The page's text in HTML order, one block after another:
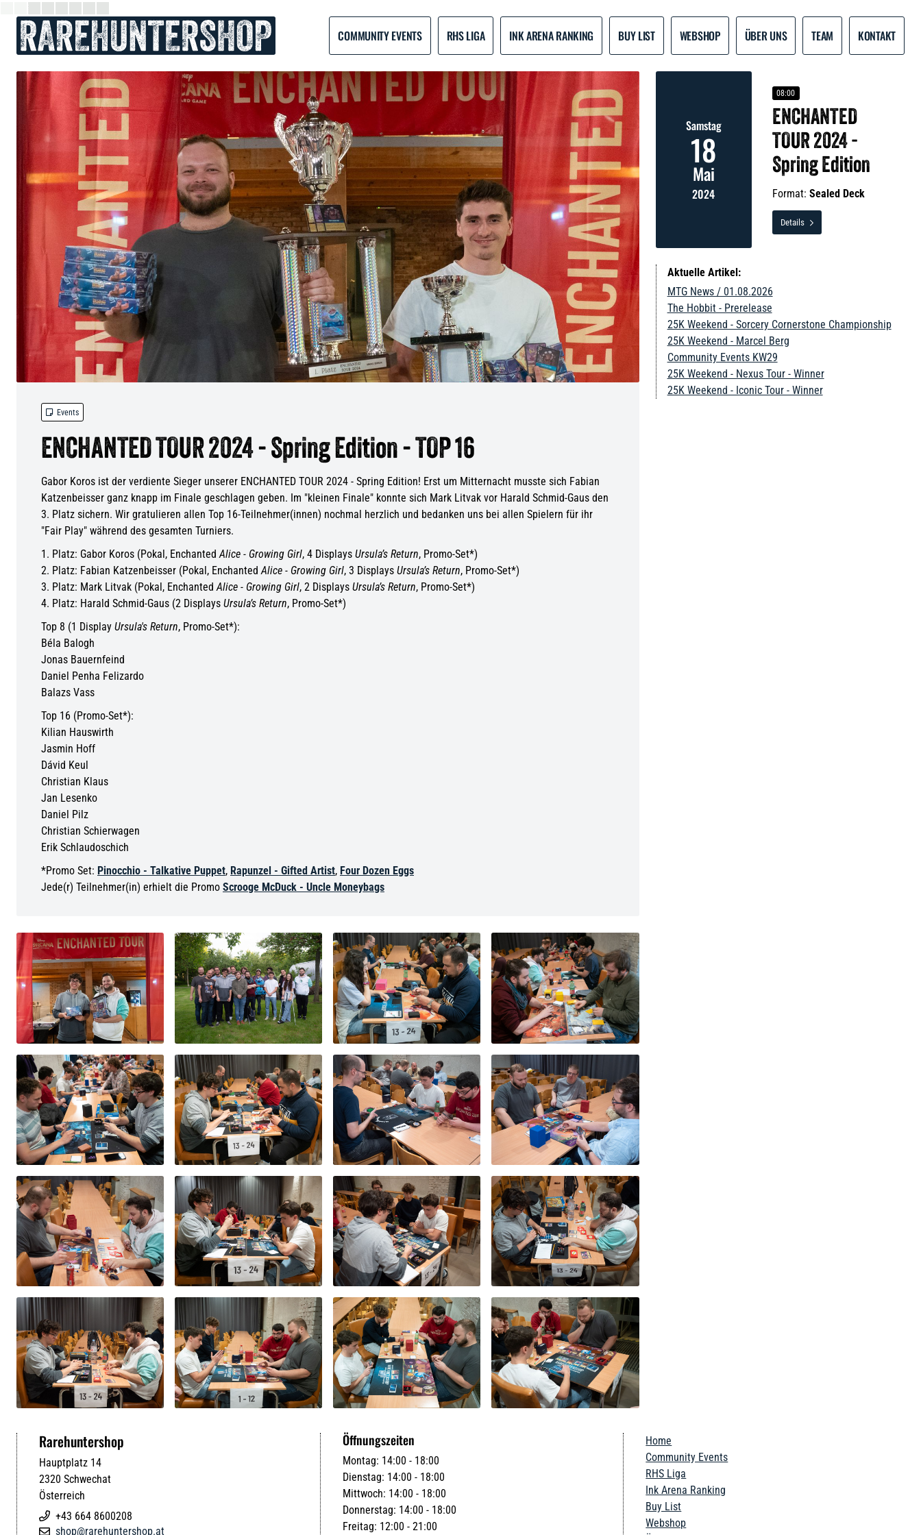
COMMUNITY EVENTS RHS LIGA INK ARENA RANKING BUY LIST WEBSHOP ÜBER UNS TEAM KONTAKT
 Events
ENCHANTED TOUR 2024 - Spring Edition - TOP 16
Gabor Koros ist der verdiente Sieger unserer ENCHANTED TOUR 2024 - Spring Edition! Erst um Mitternacht musste sich Fabian
Katzenbeisser ganz knapp im Finale geschlagen geben. Im "kleinen Finale" konnte sich Mark Litvak vor Harald Schmid-Gaus den
3. Platz sichern. Wir gratulieren allen Top 16-Teilnehmer(innen) nochmal herzlich und bedanken uns bei allen Spielern für ihr
"Fair Play" während des gesamten Turniers.
1. Platz: Gabor Koros (Pokal, EnchantedAlice - Growing Girl, 4 Displays Ursula’s Return, Promo-Set*)
2. Platz: Fabian Katzenbeisser (Pokal, EnchantedAlice - Growing Girl, 3 Displays Ursula’s Return, Promo-Set*)
3. Platz: Mark Litvak (Pokal, EnchantedAlice - Growing Girl, 2 Displays Ursula’s Return, Promo-Set*)
4. Platz: Harald Schmid-Gaus (2 Displays Ursula’s Return, Promo-Set*)
Top 8 (1 Display Ursula's Return, Promo-Set*):
Béla Balogh
Jonas Bauernfeind
Daniel Penha Felizardo
Balazs Vass
Top 16 (Promo-Set*):
Kilian Hauswirth
Jasmin Hoff
Dávid Keul
Christian Klaus
Jan Lesenko
Daniel Pilz
Christian Schierwagen
Erik Schlaudoschich
*Promo Set: Pinocchio - Talkative Puppet, Rapunzel - Gifted Artist, Four Dozen Eggs
Jede(r) Teilnehmer(in) erhielt die Promo Scrooge McDuck - Uncle Moneybags
Samstag
18
Mai
2024
08:00
ENCHANTED
TOUR 2024 -
Spring Edition
Format: Sealed Deck
Details 
Aktuelle Artikel:
MTG News / 01.08.2026
The Hobbit - Prerelease
25K Weekend - Sorcery Cornerstone Championship
25K Weekend - Marcel Berg
Community Events KW29
25K Weekend - Nexus Tour - Winner
25K Weekend - Iconic Tour - Winner
Rarehuntershop
Hauptplatz 14
2320 Schwechat
Österreich
 +43 664 8600208
 shop@rarehuntershop.at
Öffnungszeiten
Montag: 14:00 - 18:00
Dienstag: 14:00 - 18:00
Mittwoch: 14:00 - 18:00
Donnerstag: 14:00 - 18:00
Freitag: 12:00 - 21:00
Home
Community Events
RHS Liga
Ink Arena Ranking
Buy List
Webshop